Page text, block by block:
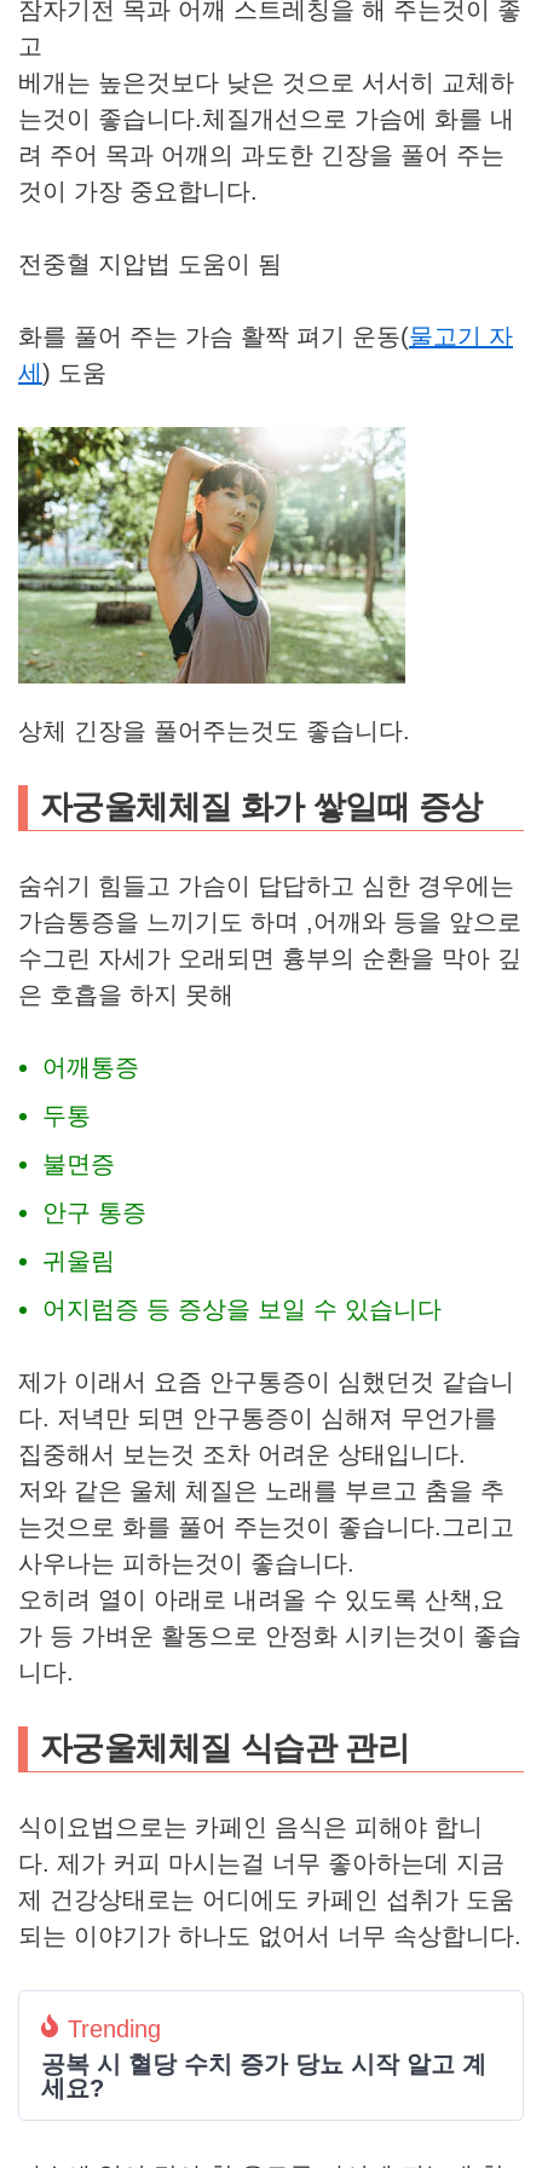
​잠자기전 목과 어깨 스트레칭을 해 주는것이 좋
고
베개는 높은것보다 낮은 것으로 서서히 교체하
는것이 좋습니다.체질개선으로 가슴에 화를 내
려 주어 목과 어깨의 과도한 긴장을 풀어 주는
것이 가장 중요합니다.
​전중혈 지압법 도움이 됨
화를 풀어 주는 가슴 활짝 펴기 운동(물고기 자
세 ) 도움
상체 긴장을 풀어주는것도 좋습니다.
자궁울체체질 화가 쌓일때 증상
숨쉬기 힘들고 가슴이 답답하고 심한 경우에는
가슴통증을 느끼기도 하며 ,어깨와 등을 앞으로
수그린 자세가 오래되면 흉부의 순환을 막아 깊
은 호흡을 하지 못해
어깨통증
두통
불면증
안구 통증
귀울림
어지럼증 등 증상을 보일 수 있습니다
제가 이래서 요즘 안구통증이 심했던것 같습니
다. 저녁만 되면 안구통증이 심해져 무언가를
집중해서 보는것 조차 어려운 상태입니다.
저와 같은 울체 체질은 노래를 부르고 춤을 추
는것으로 화를 풀어 주는것이 좋습니다.그리고
사우나는 피하는것이 좋습니다.
오히려 열이 아래로 내려올 수 있도록 산책,요
가 등 가벼운 활동으로 안정화 시키는것이 좋습
니다.
자궁울체체질 식습관 관리
​식이요법으로는 카페인 음식은 피해야 합니
다. 제가 커피 마시는걸 너무 좋아하는데 지금
제 건강상태로는 어디에도 카페인 섭취가 도움
되는 이야기가 하나도 없어서 너무 속상합니다.
Trending
공복 시 혈당 수치 증가 당뇨 시작 알고 계
세요?